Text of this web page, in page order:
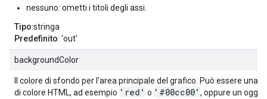
nessuno: ometti i titoli degli assi.
Tipo:stringa
Predefinito: 'out'
backgroundColor
Il colore di sfondo per l'area principale del grafico. Può essere una
di colore HTML, ad esempio 'red' o '#00cc00' , oppure un